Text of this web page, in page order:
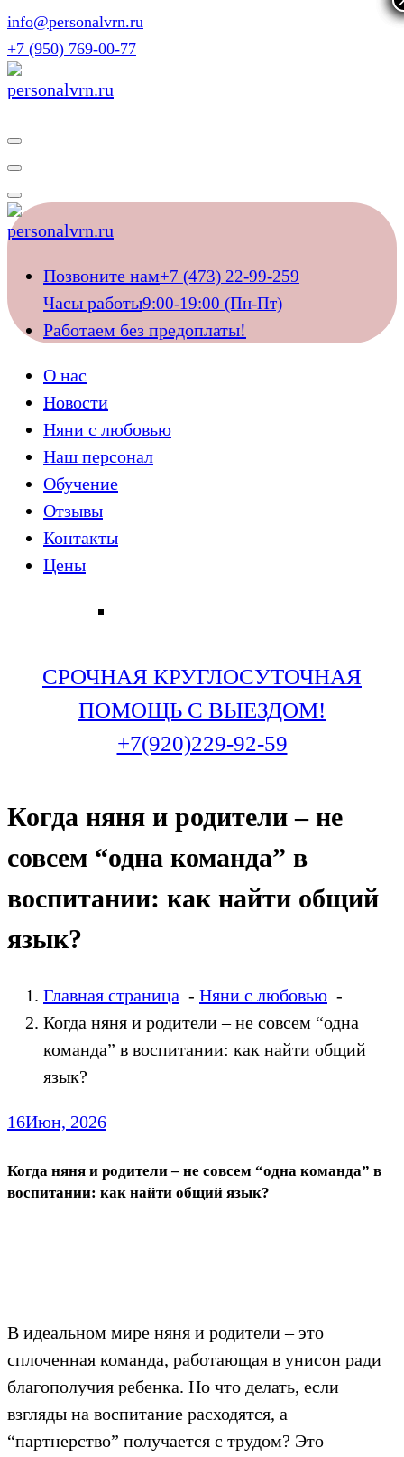
Перейти
к
содержимому
info@personalvrn.ru
+7 (950) 769-00-77
Подберём домашний персонал для ваших близких
Подберём домашний персонал для ваших близких
Позвоните нам+7 (473) 22-99-259
Часы работы9:00-19:00 (Пн-Пт)
Работаем без предоплаты!
О нас
Новости
Няни с любовью
Наш персонал
Обучение
Отзывы
Контакты
Цены
СРОЧНАЯ КРУГЛОСУТОЧНАЯ
ПОМОЩЬ С ВЫЕЗДОМ!
+7(920)229-92-59
Когда няня и родители – не
совсем “одна команда” в
воспитании: как найти общий
язык?
Главная страница - Няни с любовью -
Когда няня и родители – не совсем “одна
команда” в воспитании: как найти общий
язык?
16Июн, 2026
Когда няня и родители – не совсем “одна команда” в
воспитании: как найти общий язык?
В идеальном мире няня и родители – это
сплоченная команда, работающая в унисон ради
благополучия ребенка. Но что делать, если
взгляды на воспитание расходятся, а
“партнерство” получается с трудом? Это